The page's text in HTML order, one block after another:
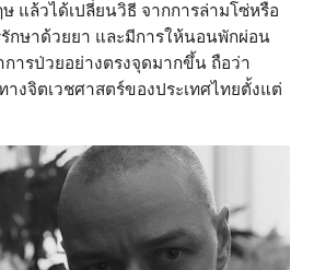
แล้วได้เปลี่ยนวิธี จากการล่ามโซ่หรือ
กษาด้วยยา และมีการให้นอนพักผ่อน
ารป่วยอย่างตรงจุดมากขึ้น ถือว่า
งจิตเวชศาสตร์ของประเทศไทยตั้งแต่